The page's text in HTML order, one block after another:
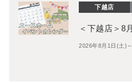
下越店
＜下越店＞8
2026年8月1日(土)